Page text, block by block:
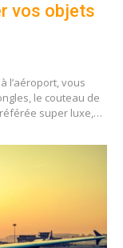
vos objets
l’aéroport, vous
le couteau de
super luxe,…